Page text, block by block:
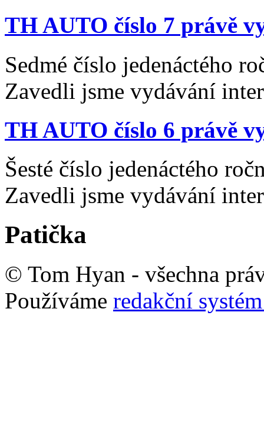
TH AUTO číslo 7 právě
Sedmé číslo jedenáctého
Zavedli jsme vydávání
TH AUTO číslo 6 právě
Šesté číslo jedenáctého
Zavedli jsme vydávání
Patička
© Tom Hyan - všechna
Používáme redakční